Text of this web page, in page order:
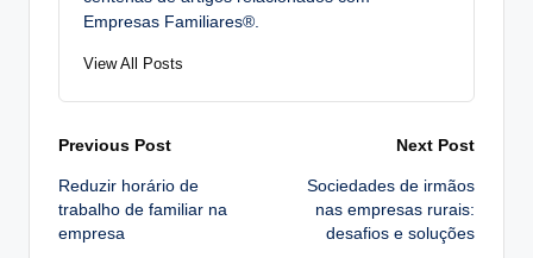
Empresas Familiares®.
View All Posts
Post
navigation
Previous Post
Reduzir horário de
trabalho de familiar na
empresa
Next Post
Sociedades de irmãos
nas empresas rurais:
desafios e soluções